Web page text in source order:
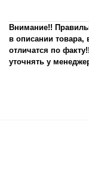
Внимание!!
в описании товара,
отличатся по
уточнять у